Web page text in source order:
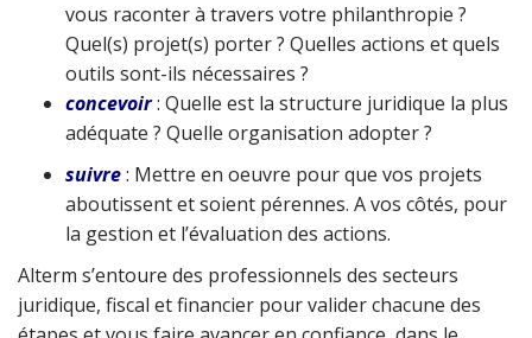
vous raconter à travers votre philanthropie ?
Quel(s) projet(s) porter ? Quelles actions et quels
outils sont-ils nécessaires ?
concevoir: Quelle est la structure juridique la plus
adéquate ? Quelle organisation adopter ?
suivre: Mettre en oeuvre pour que vos projets
aboutissent et soient pérennes. A vos côtés, pour
la gestion et l’évaluation des actions.
Alterm s’entoure des professionnels des secteurs
juridique, fiscal et financier pour valider chacune des